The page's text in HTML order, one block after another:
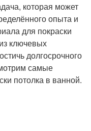
которая может
опыта и
для покраски
ключевых
долгосрочного
самые
потолка в ванной.